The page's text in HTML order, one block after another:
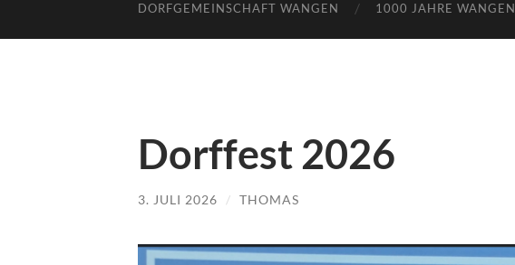
DORFGEMEINSCHAFT WANGEN 1000 JAHRE WANGEN
Dorffest 2026
3. JULI 2026 / THOMAS